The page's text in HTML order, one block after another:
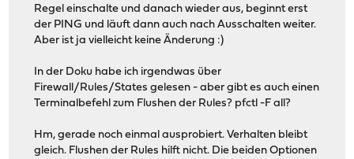
Regel einschalte und danach wieder aus, beginnt erst
der PING und läuft dann auch nach Ausschalten weiter.
Aber ist ja vielleicht keine Änderung :)
In der Doku habe ich irgendwas über
Firewall/Rules/States gelesen - aber gibt es auch einen
Terminalbefehl zum Flushen der Rules? pfctl -F all?
Hm, gerade noch einmal ausprobiert. Verhalten bleibt
gleich. Flushen der Rules hilft nicht. Die beiden Optionen